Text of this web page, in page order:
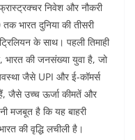
निवेश और नौकरी
भारत दुनिया की तीसरी
के साथ। पहली तिमाही
भारत की जनसंख्या युवा है, जो
जैसे UPI और ई-कॉमर्स
हैं, जैसे उच्च ऊर्जा कीमतें और
मजबूत है कि यह बाहरी
की वृद्धि लचीली है।